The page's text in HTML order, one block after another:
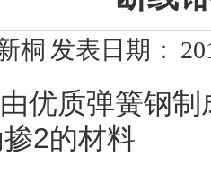
桐 发表日期：
质弹簧钢制
2的材料